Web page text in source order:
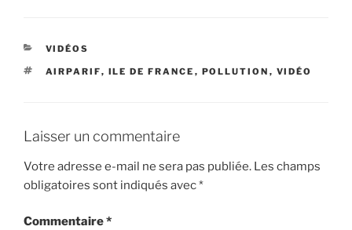
CATÉGORIES
VIDÉOS
ÉTIQUETTES
AIRPARIF, ILE DE FRANCE , POLLUTION , VIDÉO
Laisser un commentaire
Votre adresse e-mail ne sera pas publiée. Les champs
obligatoires sont indiqués avec*
Commentaire*